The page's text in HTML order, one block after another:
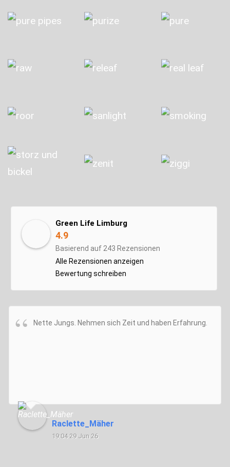
Green Life Limburg
4.9
Basierend auf 243 Rezensionen
Alle Rezensionen anzeigen
Bewertung schreiben
Nette Jungs. Nehmen sich Zeit und haben Erfahrung.
Raclette_Mäher
19:04 29 Jun 26